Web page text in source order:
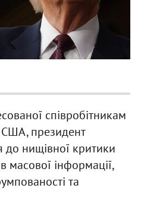
співробітникам
США, президент
до нищівної критики
масової інформації,
та